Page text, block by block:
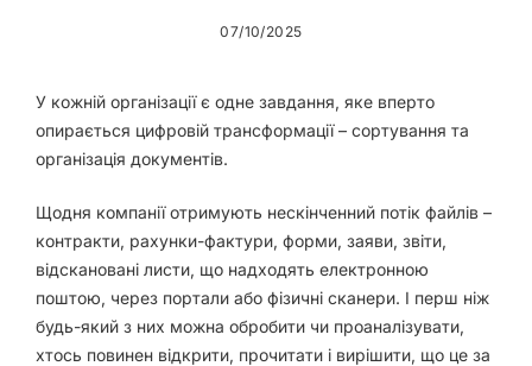
07/10/2025
У кожній організації є одне завдання, яке вперто
опирається цифровій трансформації – сортування та
організація документів.
Щодня компанії отримують нескінченний потік файлів –
контракти, рахунки-фактури, форми, заяви, звіти,
відскановані листи, що надходять електронною
поштою, через портали або фізичні сканери. І перш ніж
будь-який з них можна обробити чи проаналізувати,
хтось повинен відкрити, прочитати і вирішити, що це за